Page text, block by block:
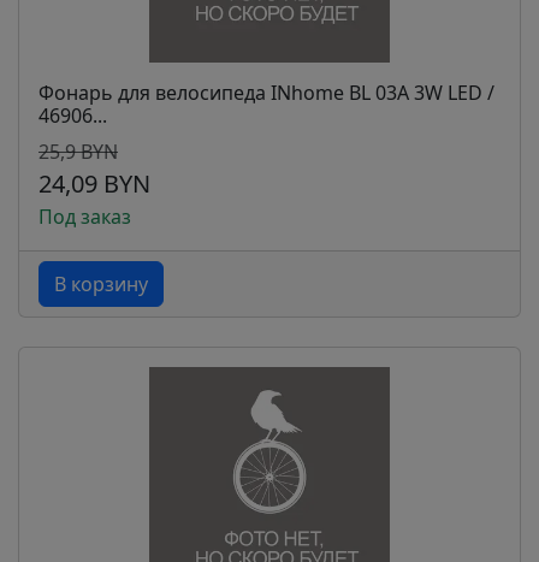
Фонарь для велосипеда INhome BL 03А 3W LED /
46906...
25,9 BYN
24,09 BYN
Под заказ
В корзину